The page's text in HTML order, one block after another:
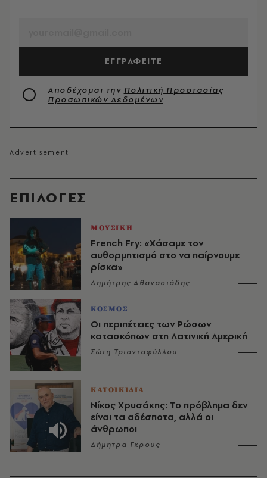
EΠΙΛΟΓΈΣ
ΜΟΥΣΙΚΗ
French Fry: «Χάσαμε τον
αυθορμητισμό στο να παίρνουμε
ρίσκα»
Δημήτρης Αθανασιάδης
ΚΟΣΜΟΣ
Οι περιπέτειες των Ρώσων
κατασκόπων στη Λατινική Αμερική
Σώτη Τριανταφύλλου
ΚΑΤΟΙΚΙΔΙΑ
Νίκος Χρυσάκης: Το πρόβλημα δεν
είναι τα αδέσποτα, αλλά οι
άνθρωποι
Δήμητρα Γκρους
ΕΓΓΡΑΦΕΙΤΕ
Αποδέχομαι την Πολιτική Προστασίας
Προσωπικών Δεδομένων